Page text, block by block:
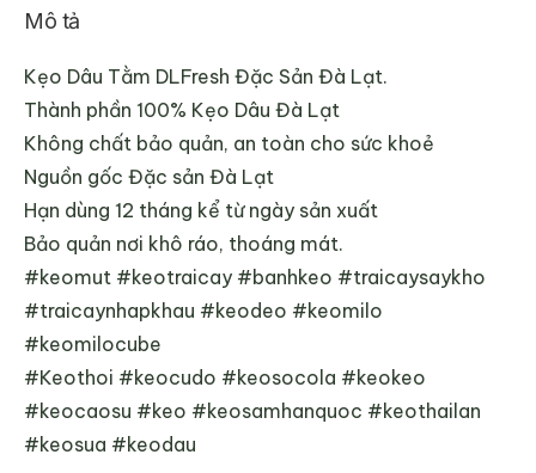
Mô tả
Kẹo Dâu Tằm DLFresh Đặc Sản Đà Lạt.
Thành phần 100% Kẹo Dâu Đà Lạt
Không chất bảo quản, an toàn cho sức khoẻ
Nguồn gốc Đặc sản Đà Lạt
Hạn dùng 12 tháng kể từ ngày sản xuất
Bảo quản nơi khô ráo, thoáng mát.
#keomut #keotraicay #banhkeo #traicaysaykho
#traicaynhapkhau #keodeo #keomilo
#keomilocube
#Keothoi #keocudo #keosocola #keokeo
#keocaosu #keo #keosamhanquoc #keothailan
#keosua #keodau